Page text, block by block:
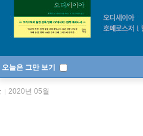
오늘은 그만 보기
명순
2020년 05월